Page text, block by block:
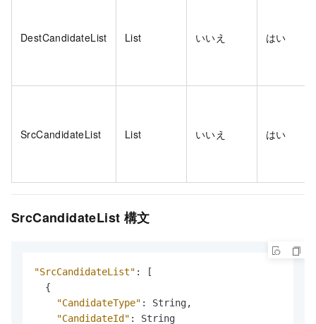
DestCandidateList List いいえ はい
SrcCandidateList List いいえ はい
SrcCandidateList 構文
"SrcCandidateList" :
[
{
"CandidateType" : String,
"CandidateId" : String